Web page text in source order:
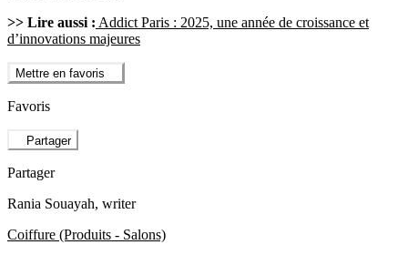
>> Lire aussi : Addict Paris : 2025, une année de croissance et
d’innovations majeures
Mettre en favoris
Favoris
Partager
Partager
Rania Souayah, writer
Coiffure (Produits - Salons)